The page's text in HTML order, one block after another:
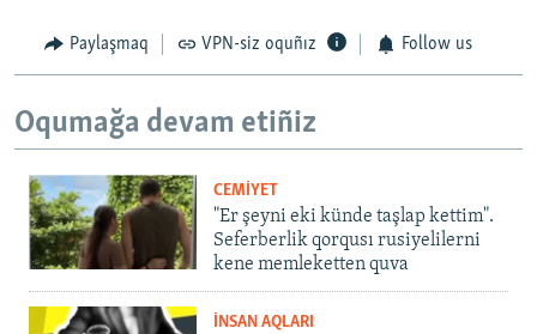
Paylaşmaq VPN-siz oquñız Follow us
Oqumağa devam etiñiz
CEMİYET
"Er şeyni eki künde taşlap kettim".
Seferberlik qorqusı rusiyelilerni
kene memleketten quva
İNSAN AQLARI